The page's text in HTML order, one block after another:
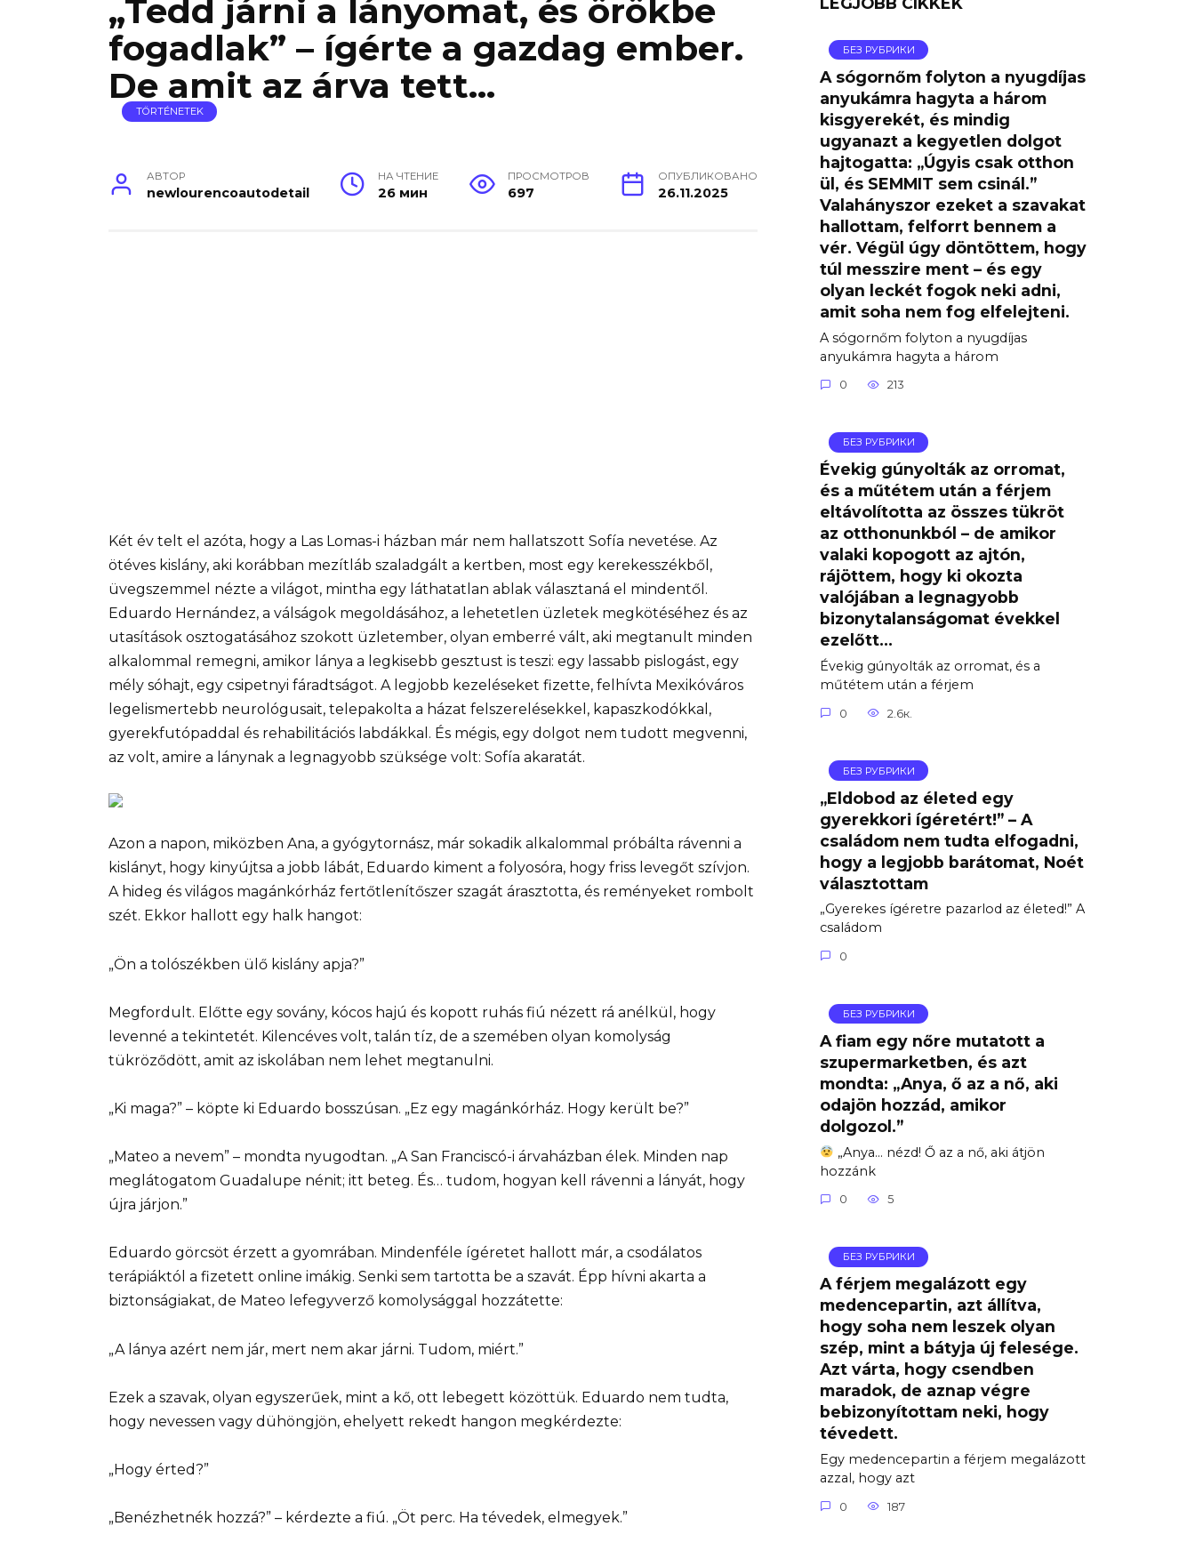
„Tedd járni a lányomat, és örökbe
fogadlak” – ígérte a gazdag ember.
De amit az árva tett…
TÖRTÉNETEK
АВТОР
newlourencoautodetail
НА ЧТЕНИЕ
26 мин
ПРОСМОТРОВ
697
ОПУБЛИКОВАНО
26.11.2025
Két év telt el azóta, hogy a Las Lomas-i házban már nem hallatszott Sofía nevetése. Az
ötéves kislány, aki korábban mezítláb szaladgált a kertben, most egy kerekesszékből,
üvegszemmel nézte a világot, mintha egy láthatatlan ablak választaná el mindentől.
Eduardo Hernández, a válságok megoldásához, a lehetetlen üzletek megkötéséhez és az
utasítások osztogatásához szokott üzletember, olyan emberré vált, aki megtanult minden
alkalommal remegni, amikor lánya a legkisebb gesztust is teszi: egy lassabb pislogást, egy
mély sóhajt, egy csipetnyi fáradtságot. A legjobb kezeléseket fizette, felhívta Mexikóváros
legelismertebb neurológusait, telepakolta a házat felszerelésekkel, kapaszkodókkal,
gyerekfutópaddal és rehabilitációs labdákkal. És mégis, egy dolgot nem tudott megvenni,
az volt, amire a lánynak a legnagyobb szüksége volt: Sofía akaratát.
Azon a napon, miközben Ana, a gyógytornász, már sokadik alkalommal próbálta rávenni a
kislányt, hogy kinyújtsa a jobb lábát, Eduardo kiment a folyosóra, hogy friss levegőt szívjon.
A hideg és világos magánkórház fertőtlenítőszer szagát árasztotta, és reményeket rombolt
szét. Ekkor hallott egy halk hangot:
„Ön a tolószékben ülő kislány apja?”
Megfordult. Előtte egy sovány, kócos hajú és kopott ruhás fiú nézett rá anélkül, hogy
levenné a tekintetét. Kilencéves volt, talán tíz, de a szemében olyan komolyság
tükröződött, amit az iskolában nem lehet megtanulni.
„Ki maga?” – köpte ki Eduardo bosszúsan. „Ez egy magánkórház. Hogy került be?”
„Mateo a nevem” – mondta nyugodtan. „A San Franciscó-i árvaházban élek. Minden nap
meglátogatom Guadalupe nénit; itt beteg. És… tudom, hogyan kell rávenni a lányát, hogy
újra járjon.”
Eduardo görcsöt érzett a gyomrában. Mindenféle ígéretet hallott már, a csodálatos
terápiáktól a fizetett online imákig. Senki sem tartotta be a szavát. Épp hívni akarta a
biztonságiakat, de Mateo lefegyverző komolysággal hozzátette:
„A lánya azért nem jár, mert nem akar járni. Tudom, miért.”
Ezek a szavak, olyan egyszerűek, mint a kő, ott lebegett közöttük. Eduardo nem tudta,
hogy nevessen vagy dühöngjön, ehelyett rekedt hangon megkérdezte:
„Hogy érted?”
„Benézhetnék hozzá?” – kérdezte a fiú. „Öt perc. Ha tévedek, elmegyek.”
БЕЗ РУБРИКИ
A sógornőm folyton a nyugdíjas
anyukámra hagyta a három
kisgyerekét, és mindig
ugyanazt a kegyetlen dolgot
hajtogatta: „Úgyis csak otthon
ül, és SEMMIT sem csinál.”
Valahányszor ezeket a szavakat
hallottam, felforrt bennem a
vér. Végül úgy döntöttem, hogy
túl messzire ment – ​​és egy
olyan leckét fogok neki adni,
amit soha nem fog elfelejteni.
A sógornőm folyton a nyugdíjas
anyukámra hagyta a három
0 213
БЕЗ РУБРИКИ
Évekig gúnyolták az orromat,
és a műtétem után a férjem
eltávolította az összes tükröt
az otthonunkból – de amikor
valaki kopogott az ajtón,
rájöttem, hogy ki okozta
valójában a legnagyobb
bizonytalanságomat évekkel
ezelőtt…
Évekig gúnyolták az orromat, és a
műtétem után a férjem
0 2.6к.
БЕЗ РУБРИКИ
„Eldobod az életed egy
gyerekkori ígéretért!” – A
családom nem tudta elfogadni,
hogy a legjobb barátomat, Noét
választottam
„Gyerekes ígéretre pazarlod az életed!” A
családom
0
БЕЗ РУБРИКИ
A fiam egy nőre mutatott a
szupermarketben, és azt
mondta: „Anya, ő az a nő, aki
odajön hozzád, amikor
dolgozol.”
„Anya… nézd! Ő az a nő, aki átjön
hozzánk
0 5
БЕЗ РУБРИКИ
A férjem megalázott egy
medencepartin, azt állítva,
hogy soha nem leszek olyan
szép, mint a bátyja új felesége.
Azt várta, hogy csendben
maradok, de aznap végre
bebizonyítottam neki, hogy
tévedett.
Egy medencepartin a férjem megalázott
azzal, hogy azt
0 187